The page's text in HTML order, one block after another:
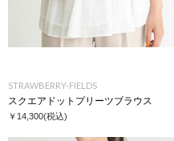
STRAWBERRY-FIELDS
スクエアドットプリーツブラウス
￥14,300(税込)